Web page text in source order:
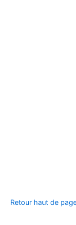
Retour haut de